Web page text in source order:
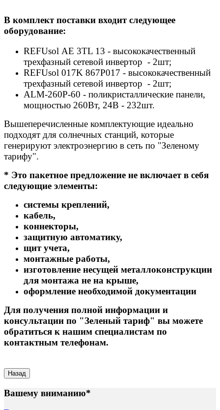
В комплект поставки входит следующее
оборудование:
REFUsol AE 3TL 13 - высококачественный
трехфазный сетевой инвертор - 2шт;
REFUsol 017K 867P017 - высококачественный
трехфазный сетевой инвертор - 2шт;
ALM-260P-60 - поликристаллические панели,
мощностью 260Вт, 24В - 232шт.
Вышеперечисленные комплектующие идеально
подходят для солнечных станций, которые
генерируют электроэнергию в сеть по "Зеленому
тарифу".
* Это пакетное предложение не включает в себя
следующие элементы:
системы креплений,
кабель,
коннекторы,
защитную автоматику,
щит учета,
монтажные работы,
изготовление несущей металлоконструкции
для монтажа не на крыше,
оформление необходимой документации
Для получения полной информации и
консультации по "Зеленый тариф" вы можете
обратиться к нашим специалистам по
контактным телефонам.
Вашему вниманию*